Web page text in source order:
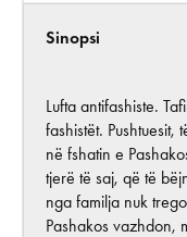
Sinopsi
Lufta antifashiste.
fashistët.
në fshatin e
tjerë të saj, që të
nga familja nuk
Pashakos vazhdon,